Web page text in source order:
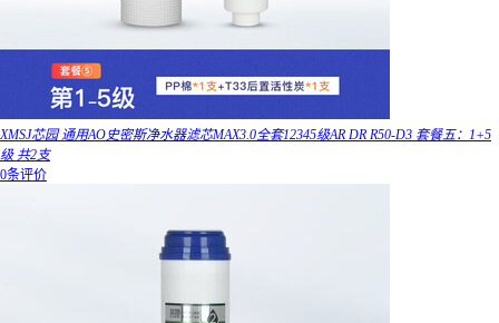
XMSJ芯园 通用AO史密斯净水器滤芯MAX3.0全套12345级AR DR R50-D3 套餐五：1+5
级 共2支
0条评价